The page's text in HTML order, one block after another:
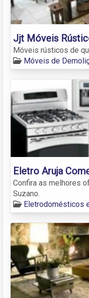
Jjt Móveis
Móveis rústicos de
Móveis de
Eletro Aruja
Confira as melhores
Suzano.
Eletrodomésticos